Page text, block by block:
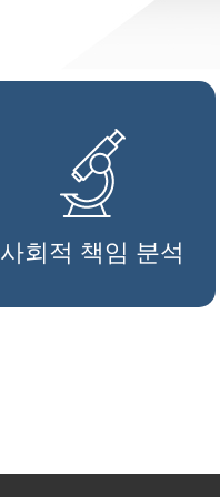
사회적 책임 분석